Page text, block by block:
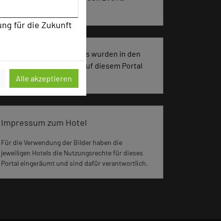
für die Zukunft
Alle akzeptieren
3575 Seiten dieses Hotels wurden in den
vergangenen 30 Tagen auf diesem Portal
aufgerufen.
Impressum zum Hotel
Für die Verwendung der Bilder haben die
jeweiligen Hotels die Nutzungsrechte für dieses
Portal eingeräumt und sind dafür verantwortlich.